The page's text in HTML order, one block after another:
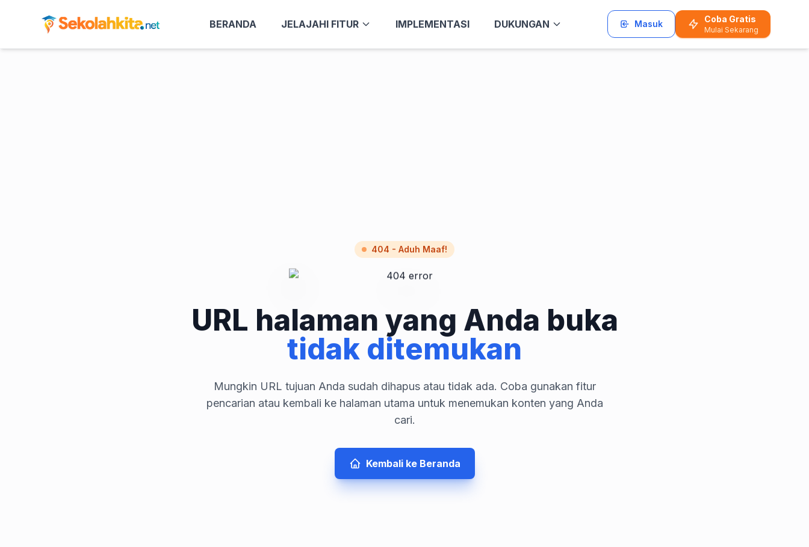
BERANDA JELAJAHI FITUR IMPLEMENTASI DUKUNGAN Masuk Coba Gratis
Mulai Sekarang
404 - Aduh Maaf!
URL halaman yang Anda buka
tidak ditemukan
Mungkin URL tujuan Anda sudah dihapus atau tidak ada. Coba gunakan fitur
pencarian atau kembali ke halaman utama untuk menemukan konten yang Anda
cari.
Kembali ke Beranda